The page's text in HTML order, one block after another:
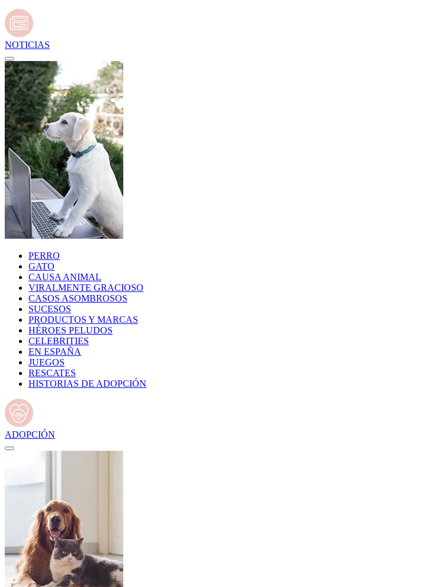
NOTICIAS
PERRO
GATO
CAUSA ANIMAL
VIRALMENTE GRACIOSO
CASOS ASOMBROSOS
SUCESOS
PRODUCTOS Y MARCAS
HÉROES PELUDOS
CELEBRITIES
EN ESPAÑA
JUEGOS
RESCATES
HISTORIAS DE ADOPCIÓN
ADOPCIÓN